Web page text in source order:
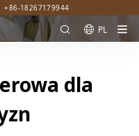
+86-18267179944
PL
dla